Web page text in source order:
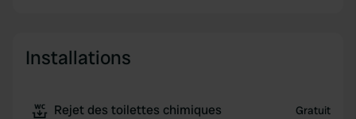
Installations
Rejet des toilettes chimiques Gratuit